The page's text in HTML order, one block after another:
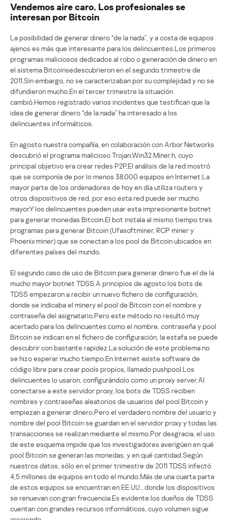
Vendemos aire caro. Los profesionales se
interesan por Bitcoin
La posibilidad de generar dinero “de la nada”, y a costa de equipos
ajenos es más que interesante para los delincuentes.Los primeros
programas maliciosos dedicados al robo o generación de dinero en
el sistema Bitcoinsedescubrieron en el segundo trimestre de
2011.Sin embargo, no se caracterizaban por su complejidad y no se
difundieron mucho.En el tercer trimestre la situación
cambió.Hemos registrado varios incidentes que testifican que la
idea de generar dinero “de la nada” ha interesado a los
delincuentes informáticos.
En agosto nuestra compañía, en colaboración con Arbor Networks
descubrió el programa malicioso Trojan.Win32.Miner.h, cuyo
principal objetivo era crear redes P2P.El análisis de la red mostró
que se componía de por lo menos 38.000 equipos en Internet.La
mayor parte de los ordenadores de hoy en día utiliza routers y
otros dispositivos de red, por eso esta red puede ser mucho
mayor.Y los delincuentes pueden usar esta impresionante botnet
para generar monedas Bitcoin.El bot instala al mismo tiempo tres
programas para generar Bitcoin (Ufasoftminer, RCP miner y
Phoenix miner) que se conectan a los pool de Bitcoin ubicados en
diferentes países del mundo.
El segundo caso de uso de Bitcoin para generar dinero fue el de la
mucho mayor botnet TDSS.A principios de agosto los bots de
TDSS empezaron a recibir un nuevo fichero de configuración,
donde se indicaba el minery el pool de Bitсoin con el nombre y
contraseña del asignatario.Pero este método no resultó muy
acertado para los delincuentes:como el nombre, contraseña y pool
Bitсoin se indican en el fichero de configuración, la estafa se puede
descubrir con bastante rapidez.La solución de este problema no
se hizo esperar mucho tiempo.En Internet existe software de
código libre para crear pools propios, llamado pushpool.Los
delincuentes lo usaron, configurándolo como un proxy server.Al
conectarse a este servidor proxy, los bots de TDSS reciben
nombres y contraseñas aleatorios de usuarios del pool Bitсoin y
empiezan a generar dinero.Pero el verdadero nombre del usuario y
nombre del pool Bitсoin se guardan en el servidor proxy y todas las
transacciones se realizan mediante el mismo.Por desgracia, el uso
de este esquema impide que los investigadores averigüen en qué
pool Bitсoin se generan las monedas, y en qué cantidad.Según
nuestros datos, sólo en el primer trimestre de 2011 TDSS infectó
4,5 millones de equipos en todo el mundo.Más de una cuarta parte
de estos equipos se encuentran en EE.UU., donde los dispositivos
se renuevan con gran frecuencia.Es evidente:los dueños de TDSS
cuentan con grandes recursos informáticos, cuyo volumen sigue